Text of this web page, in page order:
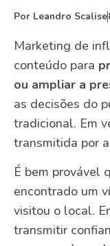
Por Leandro Scalise
Marketing de
conteúdo para
ou ampliar a
as decisões do
tradicional. Em
transmitida por
É bem provável
encontrado um
visitou o local.
transmitir